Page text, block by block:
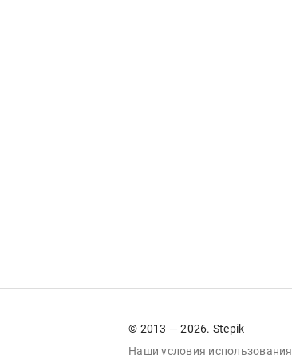
© 2013 — 2026. Stepik
Наши условия использования